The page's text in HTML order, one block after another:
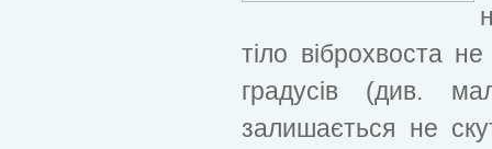
тіло віброхвоста
градусів (див.
залишається не